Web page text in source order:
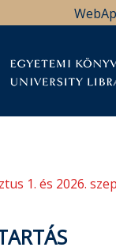
1. és 2026.